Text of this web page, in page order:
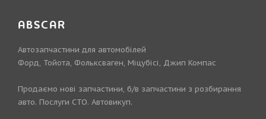
ABSCAR
Автозапчастини для автомобілей
Форд, Тойота, Фольксваген, Міцубісі, Джип Компас
Продаємо нові запчастини, б/в запчастини з розбирання
авто. Послуги СТО. Автовикуп.